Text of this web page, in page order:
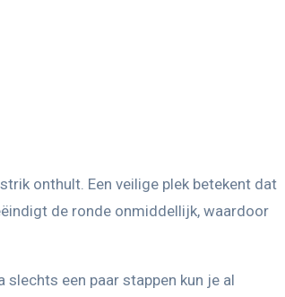
onthult. Een veilige plek betekent dat
de ronde onmiddellijk, waardoor
een paar stappen kun je al